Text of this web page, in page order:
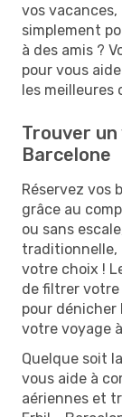
vos
simplement
à des amis ?
pour vous
les meilleures
Trouver
Barcelone
Réservez vos
grâce au
ou sans
traditionnelle,
votre choix !
de filtrer
pour dénicher
votre voyage
Quelque soit
vous aide à
aériennes et